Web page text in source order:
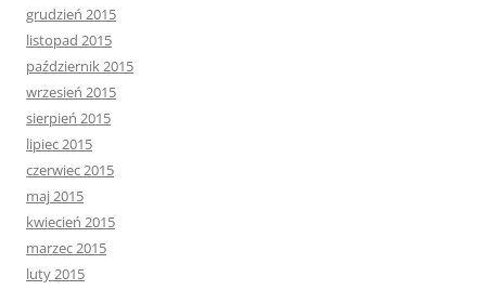
grudzień 2015
listopad 2015
październik 2015
wrzesień 2015
sierpień 2015
lipiec 2015
czerwiec 2015
maj 2015
kwiecień 2015
marzec 2015
luty 2015